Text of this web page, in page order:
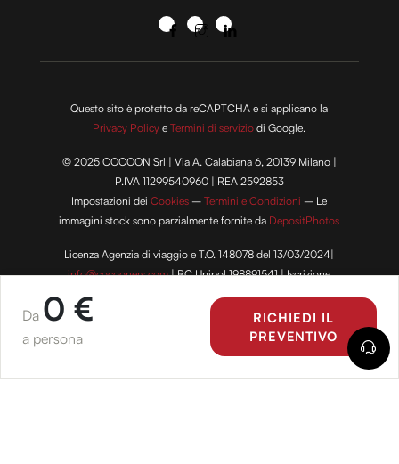
Da 0 €
a persona
RICHIEDI IL
PREVENTIVO
Questo sito è protetto da reCAPTCHA e si applicano la
Privacy Policy eTermini di servizio di Google.
© 2025 COCOON Srl | Via A. Calabiana 6, 20139 Milano |
P.IVA 11299540960 | REA 2592853
Impostazioni deiCookies –Termini e Condizioni – Le
immagini stock sono parzialmente fornite da DepositPhotos
Licenza Agenzia di viaggio e T.O. 148078 del 13/03/2024|
info@cocooners.com| RC Unipol 198891541 | Iscrizione